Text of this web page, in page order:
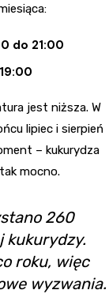
do 21:00
jest niższa. W
lipiec i sierpień
– kukurydza
mocno.
260
kukurydzy.
roku, więc
wyzwania.